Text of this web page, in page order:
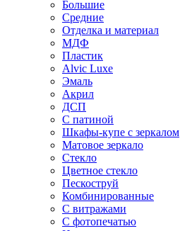
Большие
Средние
Отделка и материал
МДФ
Пластик
Alvic Luxe
Эмаль
Акрил
ДСП
С патиной
Шкафы-купе с зеркалом
Матовое зеркало
Стекло
Цветное стекло
Пескоструй
Комбинированные
С витражами
С фотопечатью